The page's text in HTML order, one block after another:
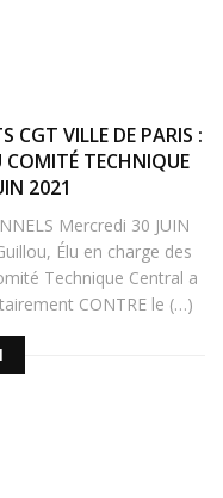
CGT VILLE DE PARIS :
COMITÉ TECHNIQUE
2021
Mercredi 30 JUIN
Élu en charge des
Technique Central a
CONTRE le (…)